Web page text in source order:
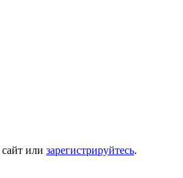
или зарегистрируйтесь.